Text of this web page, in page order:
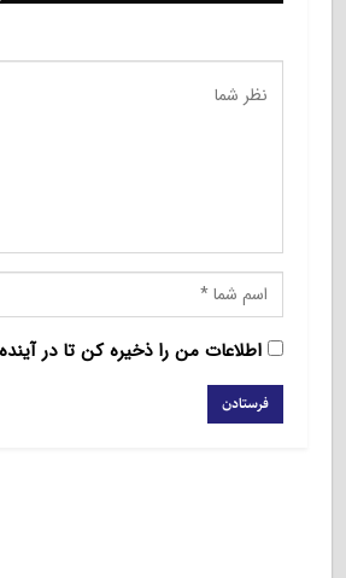
اطلاعات من را ذخیره کن تا در